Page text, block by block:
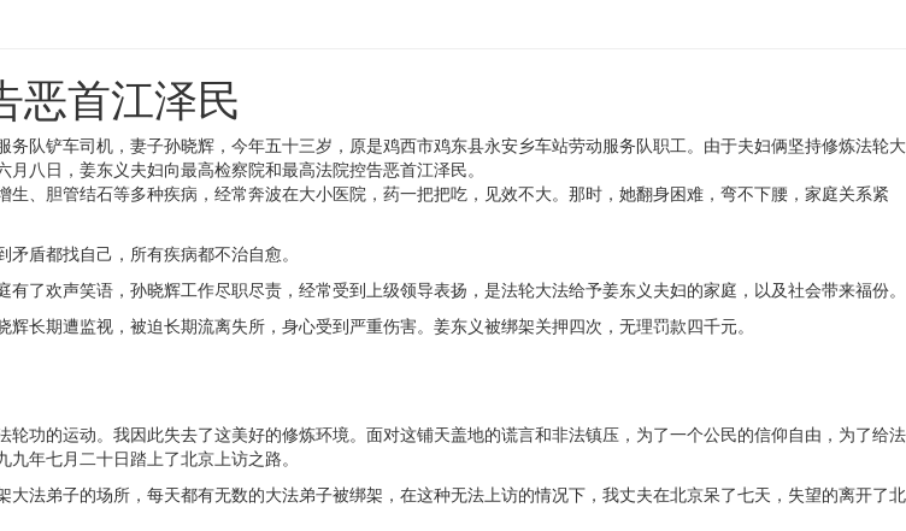
恶首江泽民
队铲车司机，妻子孙晓辉，今年五十三岁，原是鸡西市鸡东县永安乡车站劳动服务队职工。由于夫妇俩坚持修炼法轮大
八日，姜东义夫妇向最高检察院和最高法院控告恶首江泽民。
、胆管结石等多种疾病，经常奔波在大小医院，药一把把吃，见效不大。那时，她翻身困难，弯不下腰，家庭关系紧
盾都找自己，所有疾病都不治自愈。
了欢声笑语，孙晓辉工作尽职尽责，经常受到上级领导表扬，是法轮大法给予姜东义夫妇的家庭，以及社会带来福份。
长期遭监视，被迫长期流离失所，身心受到严重伤害。姜东义被绑架关押四次，无理罚款四千元。
功的运动。我因此失去了这美好的修炼环境。面对这铺天盖地的谎言和非法镇压，为了一个公民的信仰自由，为了给法
年七月二十日踏上了北京上访之路。
法弟子的场所，每天都有无数的大法弟子被绑架，在这种无法上访的情况下，我丈夫在北京呆了七天，失望的离开了北